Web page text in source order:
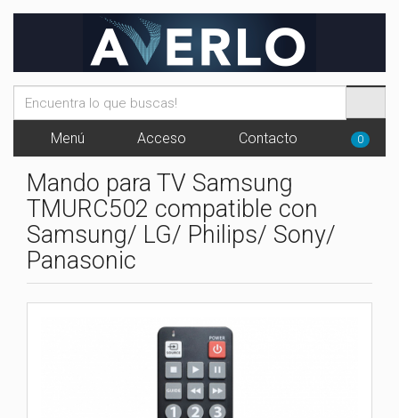
Menú Acceso Contacto 0
Mando para TV Samsung
TMURC502 compatible con
Samsung/ LG/ Philips/ Sony/
Panasonic